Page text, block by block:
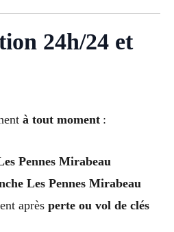
24h/24 et
à tout moment :
Pennes Mirabeau
Les Pennes Mirabeau
après perte ou vol de clés